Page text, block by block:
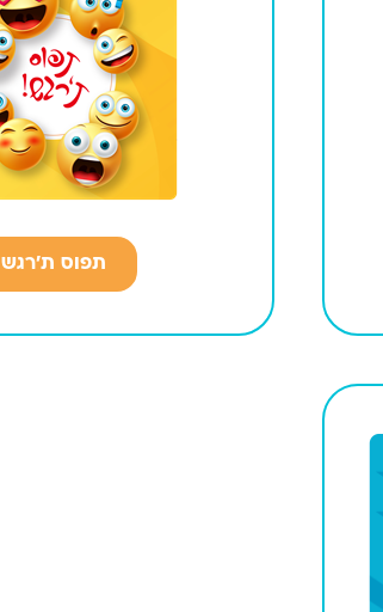
תפוס ת'רגש